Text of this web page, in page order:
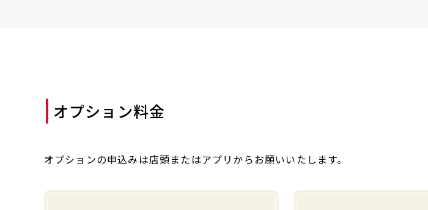
オプション料金
オプションの申込みは店頭またはアプリからお願いいたします。